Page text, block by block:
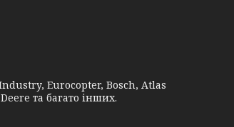
Eurocopter, Bosch, Atlas
та багато інших.